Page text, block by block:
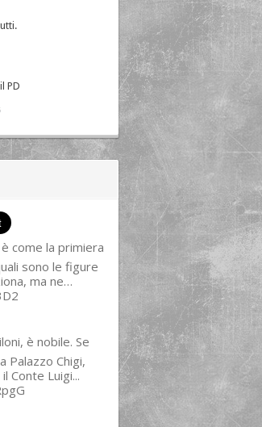
PD
come la primiera
sono le figure
ma ne…
è nobile. Se
Palazzo Chigi,
Conte Luigi...